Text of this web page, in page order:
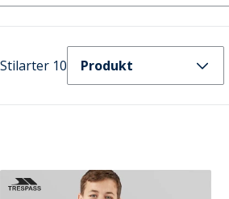
Stilarter 10 Produkt